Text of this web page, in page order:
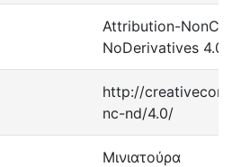
Attribution-
NoDerivatives 4.0
http://
nc-nd/4.0/
Μινιατούρα